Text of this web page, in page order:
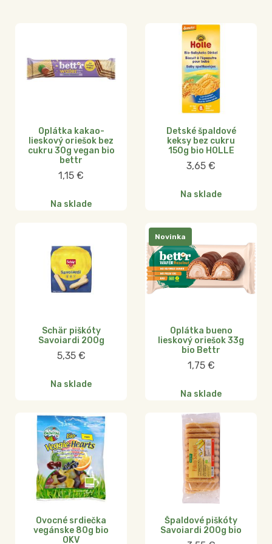
Oplátka kakao-
lieskový oriešok bez
cukru 30g vegan bio
bettr
1,15 €
Na sklade
Detské špaldové
keksy bez cukru
150g bio HOLLE
3,65 €
Na sklade
Schär piškóty
Savoiardi 200g
5,35 €
Na sklade
Novinka
Oplátka bueno
lieskový oriešok 33g
bio Bettr
1,75 €
Na sklade
Ovocné srdiečka
vegánske 80g bio
OKV
Špaldové piškóty
Savoiardi 200g bio